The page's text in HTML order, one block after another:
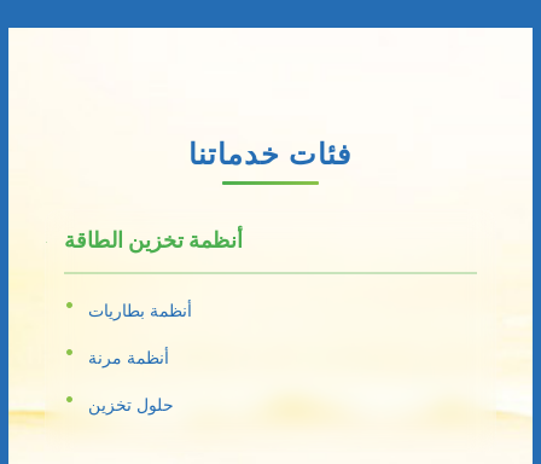
فئات خدماتنا
أنظمة تخزين الطاقة
أنظمة بطاريات
أنظمة مرنة
حلول تخزين